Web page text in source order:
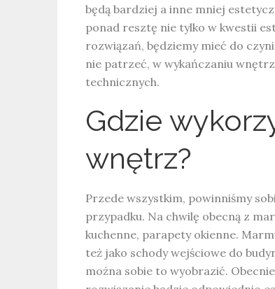
będą bardziej a inne mniej
ponad resztę nie tylko w kwestii
rozwiązań, będziemy mieć do
nie patrzeć, w wykańczaniu
technicznych.
Gdzie
wnętrz?
Przede wszystkim, powinniśmy
przypadku. Na chwilę obecną z
kuchenne, parapety okienne.
też jako schody wejściowe do
można sobie to wyobrazić.